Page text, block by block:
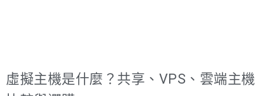
面對的硬體題目。 用具體數字感受一下規模:一張 NVIDIA
虛擬主機是什麼？共享、VPS、雲端主機